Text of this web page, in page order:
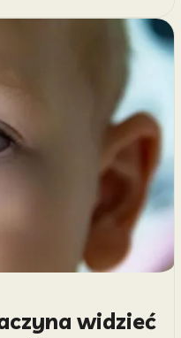
widzieć